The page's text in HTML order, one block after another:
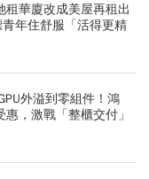
華廈改成美屋再租出
年住舒服「活得更精
外溢到零組件！鴻
，激戰「整櫃交付」